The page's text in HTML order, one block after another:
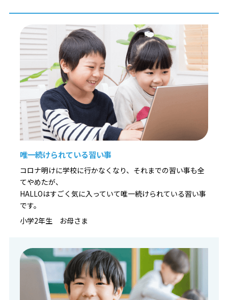
つきます。
◆ 置いていかない「個別コーチング」
お子さまの個性や理解度に合わせた最適な声掛けを実施。
納得いくまで自分の作品作りに没頭できる環境です。
◆ 算数や国語にも通じる「思考の土台」作り
プログラミングで養われる「順序立てて考える力」は、算
数や国語など学校の勉強すべてに通じる一生モノの武器に
なります。
【まずはお気軽に無料体験へ！】
▼お申込み・詳細はこちら
https://pr1.yarukiswitch.jp/lp/hal/summer/
唯一続けられている習い事
コロナ明けに学校に行かなくなり、それまでの習い事も全
てやめたが、
HALLOはすごく気に入っていて唯一続けられている習い事
です。
小学2年生 お母さま